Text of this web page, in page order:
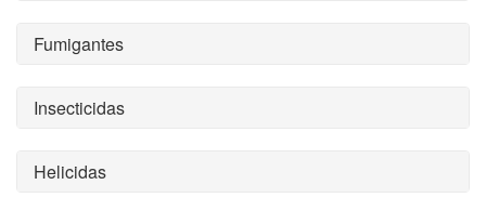
Fumigantes
Insecticidas
Helicidas